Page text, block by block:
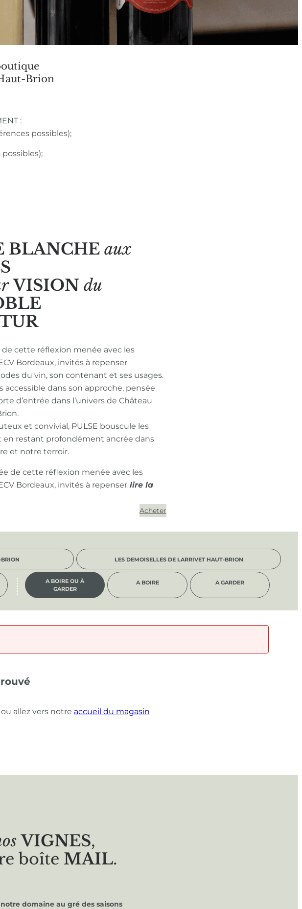
Brion
:
possibles);
BLANCHE aux
VISIONdu
de cette réflexion menée avec les
Bordeaux, invités à repenser
du vin, son contenant et ses usages.
accessible dans son approche, pensée
d’entrée dans l’univers de Château
et convivial, PULSE bouscule les
restant profondément ancrée dans
et notre terroir.
de cette réflexion menée avec les
Bordeaux, invités à repenser
Acheter
LES DEMOISELLES DE LARRIVET HAUT-BRION
A BOIRE OU À
GARDER
A BOIRE A GARDER
allez vers notre accueil du magasin
VIGNES,
boîte MAIL.
domaine au gré des saisons